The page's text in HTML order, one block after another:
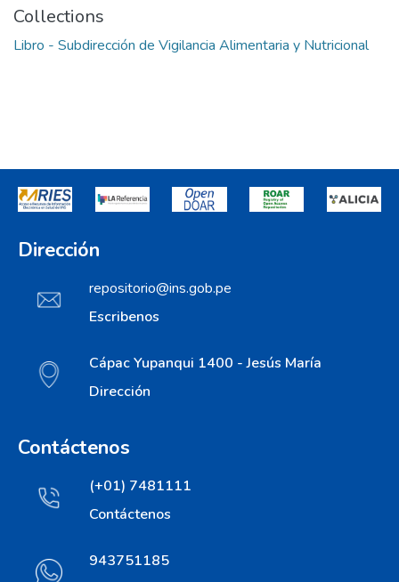
Collections
Libro - Subdirección de Vigilancia Alimentaria y Nutricional
Dirección
repositorio@ins.gob.pe
Escribenos
Cápac Yupanqui 1400 - Jesús María
Dirección
Contáctenos
(+01) 7481111
Contáctenos
943751185